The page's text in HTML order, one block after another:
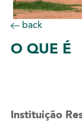
back
OQUE É
Instituição